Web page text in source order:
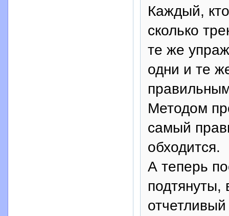
Каждый,
сколько
те же
одни и те
Методом
самый
обходится.
А теперь
подтянуты,